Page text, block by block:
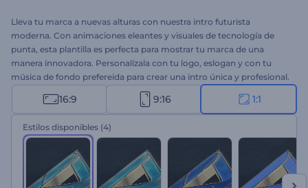
Lleva tu marca a nuevas alturas con nuestra intro futurista
moderna. Con animaciones eleantes y visuales de tecnología de
punta, esta plantilla es perfecta para mostrar tu marca de una
manera innovadora. Personalízala con tu logo, eslogan y con tu
música de fondo prefereida para crear una intro única y profesional.
Es ideal para videos relacionados con tecnología, promociones de
startups, productos innovadores, campañas de marketing digital y
muchas opciones más. ¡Crea ahora y prepárate para impresionar a
tus espectadores!
16:9 9:16 1:1
Estilos disponibles (4)